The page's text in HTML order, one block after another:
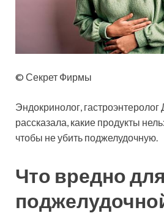
© Секрет Фирмы
Эндокринолог,
рассказала, какие продукты
чтобы не убить поджелудочную.
Что вредно для